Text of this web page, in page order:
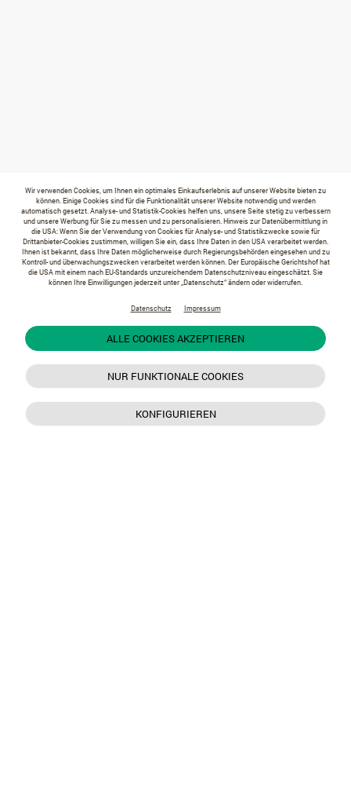
Wir verwenden Cookies, um Ihnen ein optimales Einkaufserlebnis auf unserer Website bieten zu
können. Einige Cookies sind für die Funktionalität unserer Website notwendig und werden
automatisch gesetzt. Analyse- und Statistik-Cookies helfen uns, unsere Seite stetig zu verbessern
und unsere Werbung für Sie zu messen und zu personalisieren. Hinweis zur Datenübermittlung in
die USA: Wenn Sie der Verwendung von Cookies für Analyse- und Statistikzwecke sowie für
Drittanbieter-Cookies zustimmen, willigen Sie ein, dass Ihre Daten in den USA verarbeitet werden.
Ihnen ist bekannt, dass Ihre Daten möglicherweise durch Regierungsbehörden eingesehen und zu
Kontroll- und überwachungszwecken verarbeitet werden können. Der Europäische Gerichtshof hat
die USA mit einem nach EU-Standards unzureichendem Datenschutzniveau eingeschätzt. Sie
können Ihre Einwilligungen jederzeit unter „Datenschutz“ ändern oder widerrufen.
Datenschutz Impressum
ALLE COOKIES AKZEPTIEREN
NUR FUNKTIONALE COOKIES
KONFIGURIEREN